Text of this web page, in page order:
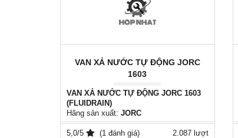
VAN XẢ NƯỚC TỰ ĐỘNG JORC
1603
VAN XẢ NƯỚC TỰ ĐỘNG JORC 1603
(FLUIDRAIN)
Hãng sản xuất: JORC
Mã số: JORC 1603
VAN XẢ NƯỚC TỰ ĐỘNG CÓ CÀI ĐẶT
5,0/5 (1 đánh giá)
2.087 lượt